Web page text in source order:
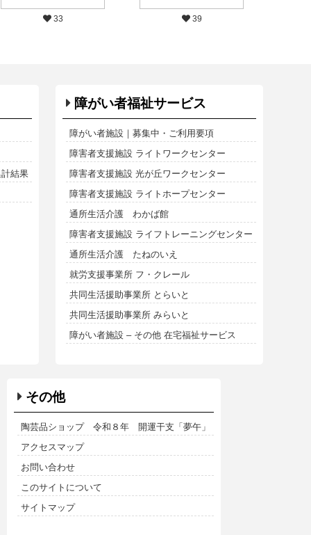
33 39
結果
障がい者福祉サービス
障がい者施設｜募集中・ご利用要項
障害者支援施設 ライトワークセンター
障害者支援施設 光が丘ワークセンター
障害者支援施設 ライトホープセンター
通所生活介護 わかば館
障害者支援施設 ライフトレーニングセンター
通所生活介護 たねのいえ
就労支援事業所 フ・クレール
共同生活援助事業所 とらいと
共同生活援助事業所 みらいと
障がい者施設 – その他 在宅福祉サービス
その他
陶芸品ショップ 令和８年 開運干支「夢午」
アクセスマップ
お問い合わせ
このサイトについて
サイトマップ